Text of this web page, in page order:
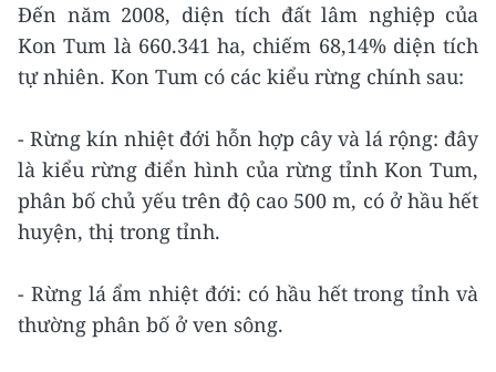
Đến năm 2008, diện tích đất lâm nghiệp của
Kon Tum là 660.341 ha, chiếm 68,14% diện tích
tự nhiên. Kon Tum có các kiểu rừng chính sau:
- Rừng kín nhiệt đới hỗn hợp cây và lá rộng: đây
là kiểu rừng điển hình của rừng tỉnh Kon Tum,
phân bố chủ yếu trên độ cao 500 m, có ở hầu hết
huyện, thị trong tỉnh.
- Rừng lá ẩm nhiệt đới: có hầu hết trong tỉnh và
thường phân bố ở ven sông.